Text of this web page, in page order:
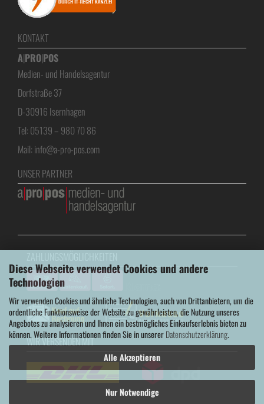
Diese Webseite verwendet Cookies und andere
Technologien
Wir verwenden Cookies und ähnliche Technologien, auch von Drittanbietern, um die
ordentliche Funktionsweise der Website zu gewährleisten, die Nutzung unseres
Angebotes zu analysieren und Ihnen ein bestmögliches Einkaufserlebnis bieten zu
können. Weitere Informationen finden Sie in unsererDatenschutzerklärung.
Alle Akzeptieren
Nur Notwendige
KONTAKT
A|PRO|POS
Medien- und Handelsagentur
Dorfstraße 37
D-30916 Isernhagen
Tel: 05139 – 980 70 86
Mail: info@a-pro-pos.com
UNSER PARTNER
WIR VERSENDEN MIT